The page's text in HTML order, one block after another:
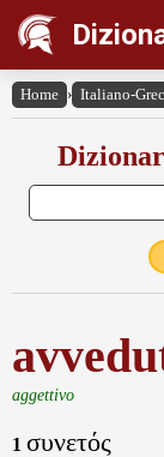
Home › Italiano-
aggettivo
1 συνετός